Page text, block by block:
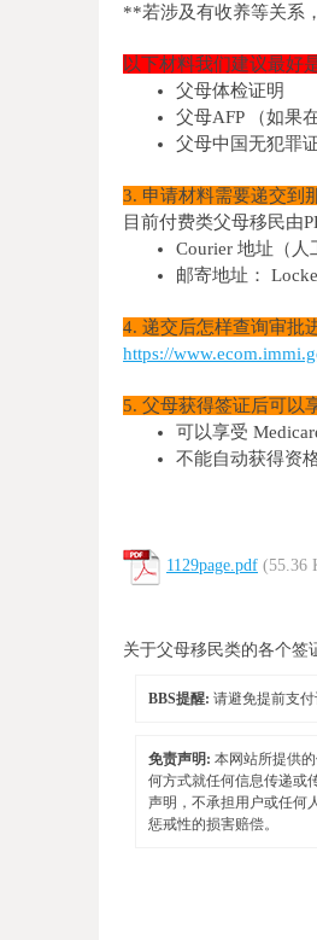
**若涉及有收养等关系
以下材料我们建议最好
父母体检证明
父母AFP （如果
父母中国无犯罪
3. 申请材料需要递交到
目前付费类父母移民由
Courier 地址（人
邮寄地址：
4. 递交后怎样查询审批
https://
5. 父母获得签证后可以
可以享受
不能自动获得资
1129page.pdf (55.36
关于父母移民类的各个签
BBS提醒: 请避免提前支
免责声明: 本网站所提供
何方式就任何信息传递或
声明，不承担用户或任何
惩戒性的损害赔偿。